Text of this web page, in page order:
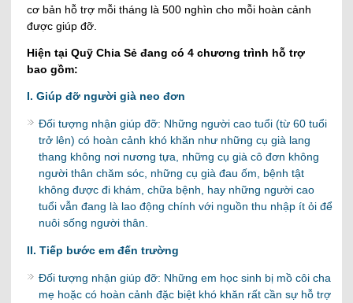
cơ bản hỗ trợ mỗi tháng là 500 nghìn cho mỗi hoàn cảnh
được giúp đỡ.
Hiện tại Quỹ Chia Sẻ đang có 4 chương trình hỗ trợ
bao gồm:
I. Giúp đỡ người già neo đơn
Đối tượng nhận giúp đỡ: Những người cao tuổi (từ 60 tuổi
trở lên) có hoàn cảnh khó khăn như những cụ già lang
thang không nơi nương tựa, những cụ già cô đơn không
người thân chăm sóc, những cụ già đau ốm, bệnh tật
không được đi khám, chữa bệnh, hay những người cao
tuổi vẫn đang là lao động chính với nguồn thu nhập ít ỏi để
nuôi sống người thân.
II. Tiếp bước em đến trường
Đối tượng nhận giúp đỡ: Những em học sinh bị mồ côi cha
mẹ hoặc có hoàn cảnh đặc biệt khó khăn rất cần sự hỗ trợ